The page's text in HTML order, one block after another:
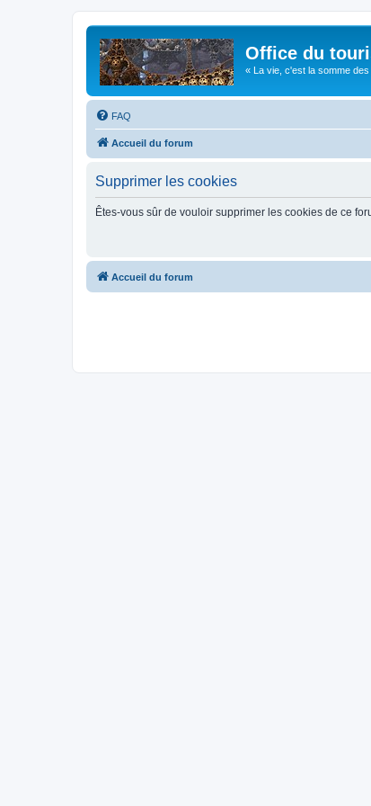
Office du
« La vie, c'est la somme
FAQ
Accueil du forum
Supprimer les cookies
Êtes-vous sûr de vouloir supprimer les cookies de ce
Accueil du forum